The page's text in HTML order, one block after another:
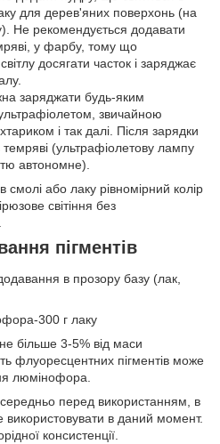
для дерев'яних поверхонь (на
Не рекомендується додавати
у фарбу, тому що
досягати часток і заряджає
заряджати будь-яким
звичайною
і так далі. Після зарядки
темряві (ультрафіолетову лампу
автономне).
смолі або лаку рівномірний колір
світіння без
пігментів
в прозору базу (лак,
300 г лаку
більше 3-5% від маси
флуоресцентних пігментів може
люмінофора.
перед використанням, в
використовувати в даний момент.
консистенції.